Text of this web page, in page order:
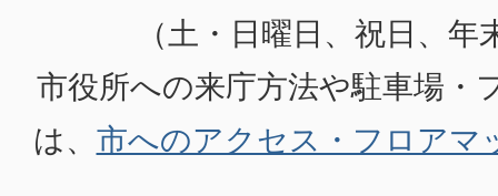
（土・日曜日、祝日、
市役所への来庁方法や駐車場・
は、 市へのアクセス・フロアマ